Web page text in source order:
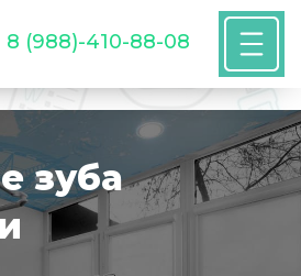
8 (988)-410-88-08
зуба